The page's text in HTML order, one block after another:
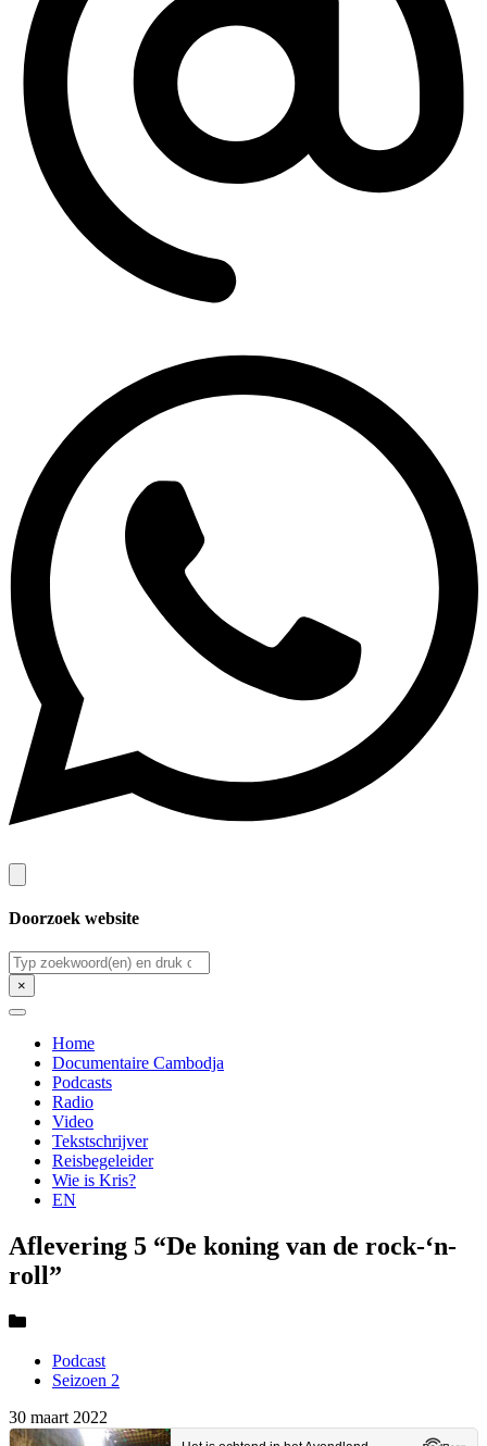
Doorzoek website
Zoeken
×
Home
Documentaire Cambodja
Podcasts
Radio
Video
Tekstschrijver
Reisbegeleider
Wie is Kris?
EN
Aflevering 5 “De koning van de rock-‘n-
roll”
Podcast
Seizoen 2
30 maart 2022